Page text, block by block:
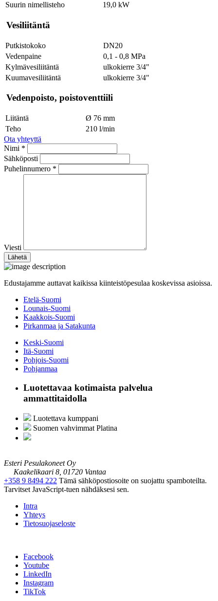
Suurin nimellisteho
19,0 kW
Vesiliitäntä
Putkistokoko
DN20
Vedenpaine
0,1 - 0,8 MPa
Kylmävesiliitäntä
ulkokierre 3/4"
Kuumavesiliitäntä
ulkokierre 3/4"
Vedenpoisto, poistoventtiili
Liitäntä
Ø 76 mm
Teho
210 l/min
Ota yhteyttä
Nimi *
Sähköposti
Puhelinnumero *
Viesti
Edustajamme auttavat kaikissa kiinteistöpesulaa koskevissa asioissa.
Etelä-Suomi
Lounais-Suomi
Kaakkois-Suomi
Pirkanmaa ja Satakunta
Keski-Suomi
Itä-Suomi
Pohjois-Suomi
Pohjanmaa
Luotettavaa kotimaista palvelua
ammattitaidolla
Luotettava kumppani
Suomen vahvimmat Platina
Esteri Pesulakoneet Oy
Kaakelikaari 8, 01720 Vantaa
+358 9 8494 222 Tämä sähköpostiosoite on suojattu spamboteilta.
Tarvitset JavaScript-tuen nähdäksesi sen.
Intra
Yhteys
Tietosuojaseloste
Facebook
Youtube
LinkedIn
Instagram
TikTok